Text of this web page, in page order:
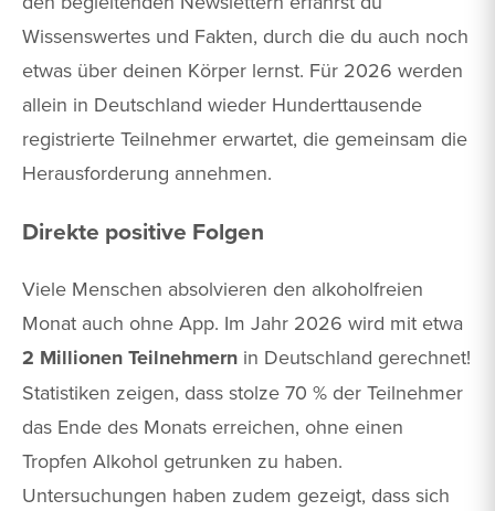
Wissenswertes und Fakten, durch die du auch noch
etwas über deinen Körper lernst. Für 2026 werden
allein in Deutschland wieder Hunderttausende
registrierte Teilnehmer erwartet, die gemeinsam die
Herausforderung annehmen.
Direkte positive Folgen
Viele Menschen absolvieren den alkoholfreien
Monat auch ohne App. Im Jahr 2026 wird mit etwa
2 Millionen Teilnehmern in Deutschland gerechnet!
Statistiken zeigen, dass stolze 70 % der Teilnehmer
das Ende des Monats erreichen, ohne einen
Tropfen Alkohol getrunken zu haben.
Untersuchungen haben zudem gezeigt, dass sich